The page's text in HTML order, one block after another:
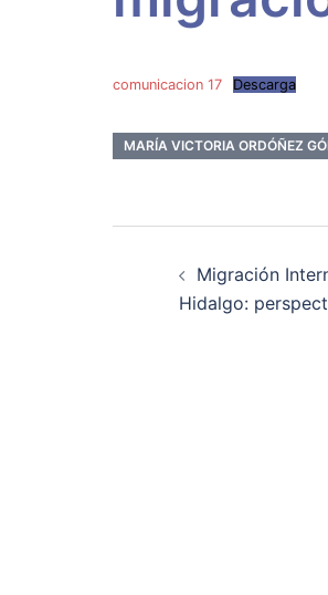
comunicacion 17 Descarga
MARÍA VICTORIA ORDÓÑEZ
Migración
Hidalgo: